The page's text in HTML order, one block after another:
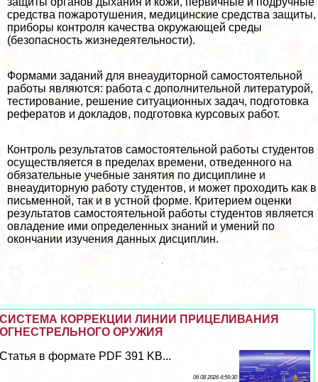
средства пожаротушения, медицинские средства защиты,
приборы контроля качества окружающей среды
(безопасность жизнедеятельности).
Формами заданий для внеаудиторной самостоятельной
работы являются: работа с дополнительной литературой,
тестирование, решение ситуационных задач, подготовка
рефератов и докладов, подготовка курсовых работ.
Контроль результатов самостоятельной работы студентов
осуществляется в пределах времени, отведенного на
обязательные учебные занятия по дисциплине и
внеаудиторную работу студентов, и может проходить как в
письменной, так и в устной форме. Критерием оценки
результатов самостоятельной работы студентов является
овладение ими определенных знаний и умений по
окончании изучения данных дисциплин.
СИСТЕМА КОРРЕКЦИИ ЛИНИИ ПРИЦЕЛИВАНИЯ
ОГНЕСТРЕЛЬНОГО ОРУЖИЯ
Статья в формате PDF 391 KB...
06 08 2026 4:59:30